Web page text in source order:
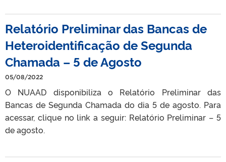
Relatório Preliminar das Bancas de
Heteroidentificação de Segunda
Chamada – 5 de Agosto
05/08/2022
O NUAAD disponibiliza o Relatório Preliminar das
Bancas de Segunda Chamada do dia 5 de agosto. Para
acessar, clique no link a seguir: Relatório Preliminar – 5
de agosto.